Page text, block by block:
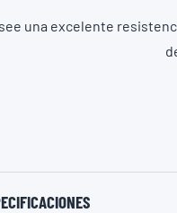
una excelente